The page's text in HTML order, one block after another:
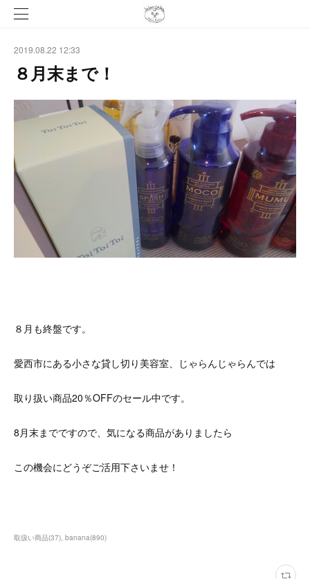
2019.08.22 12:33
８月末まで！
８月も終盤です。
愛西市にある小さな貸し切り美容室、じゃらんじゃらんでは
取り扱い商品20％OFFのセール中です。
8月末までですので、気になる商品がありましたら
この機会にどうぞご活用下さいませ！
取扱い商品(37) banana(890)